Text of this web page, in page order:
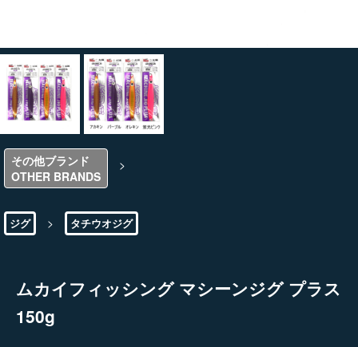
その他ブランド
OTHER BRANDS
>
ジグ > タチウオジグ
ムカイフィッシング マシーンジグ プラス
150g